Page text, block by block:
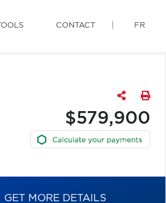
CONTACT FR
$579,900
GET MORE DETAILS